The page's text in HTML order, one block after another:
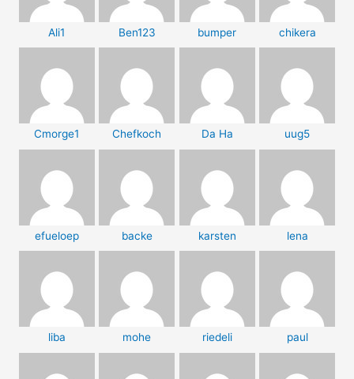
Ali1 Ben123 bumper chikera
Cmorge1 Chefkoch Da Ha uug5
efueloep backe karsten lena
liba mohe riedeli paul